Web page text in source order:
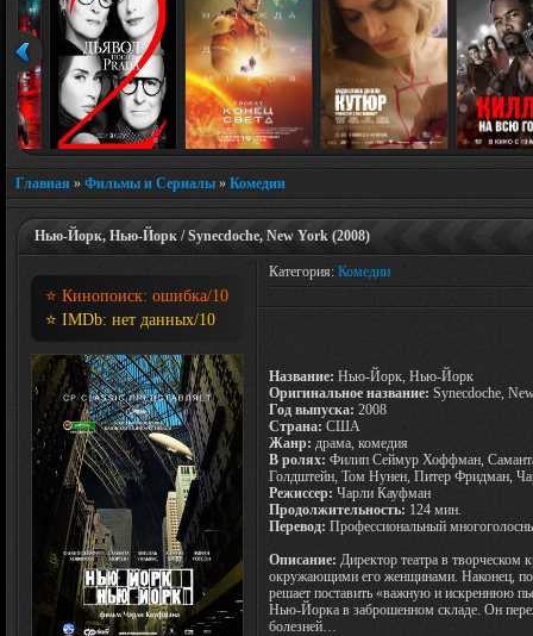
Главная » Фильмы и Сериалы » Комедии
Нью-Йорк, Нью-Йорк / Synecdoche, New York (2008)
⭐ Кинопоиск: ошибка/10
⭐ IMDb: нет данных/10
Категория: Комедии
Название: Нью-Йорк, Нью-Йорк
Оригинальное название: Synecdoche,
Год выпуска: 2008
Страна: США
Жанр: драма, комедия
В ролях: Филип Сеймур Хоффман,
Голдштейн, Том Нунен, Питер Фридман,
Режиссер: Чарли Кауфман
Продолжительность: 124 мин.
Перевод: Профессиональный
Описание: Директор театра в творческом
окружающими его женщинами. Наконец,
решает поставить «важную и искреннюю
Нью-Йорка в заброшенном складе. Он
болезней…